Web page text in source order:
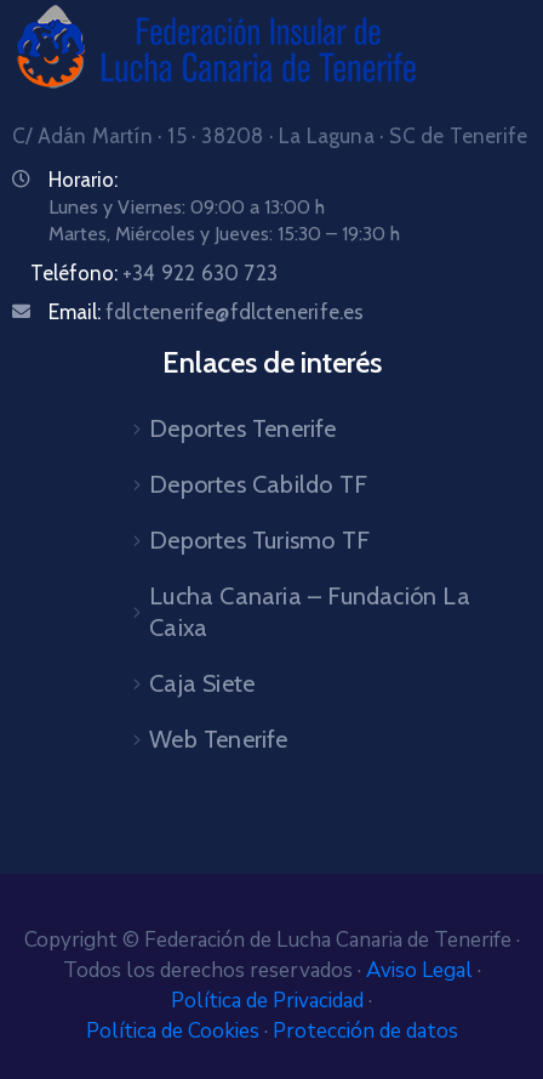
C/ Adán Martín · 15 · 38208 · La Laguna · SC de Tenerife
Horario:
Lunes y Viernes: 09:00 a 13:00 h
Martes, Miércoles y Jueves: 15:30 – 19:30 h
Teléfono: +34 922 630 723
Email: fdlctenerife@fdlctenerife.es
Enlaces de interés
Deportes Tenerife
Deportes Cabildo TF
Deportes Turismo TF
Lucha Canaria – Fundación La
Caixa
Caja Siete
Web Tenerife
Copyright © Federación de Lucha Canaria de Tenerife ·
Todos los derechos reservados · Aviso Legal·
Política de Privacidad ·
Política de Cookies · Protección de datos